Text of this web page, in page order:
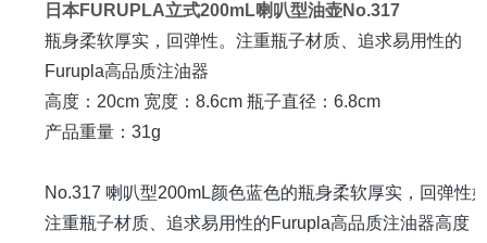
日本FURUPLA立式200mL喇叭型油壶No.317
瓶身柔软厚实，回弹性。注重瓶子材质、追求易用性的
Furupla高品质注油器
高度：20cm 宽度：8.6cm 瓶子直径：6.8cm
产品重量：
No.317 喇叭型200mL颜色蓝色的瓶身柔软厚实，回弹性
注重瓶子材质、追求易用性的Furupla高品质注油器高度：